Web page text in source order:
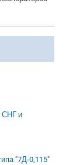
СНГ и
"7Д-0,115"